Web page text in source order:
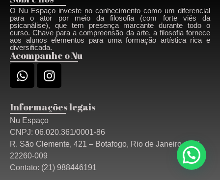
O Nu Espaço investe no conhecimento como um diferencial
para o ator por meio da filosofia (com forte viés da
psicanálise), que tem presença marcante durante todo o
curso. Chave para a compreensão da arte, a filosofia fornece
aos alunos elementos para uma formação artística rica e
diversificada.
Acompanhe o Nu
Informações legais
Nu Espaço
CNPJ: 06.020.361/0001-86
R. São Clemente, 421 – Botafogo, Rio de Janeiro – RJ,
22260-009
Contato: (21) 988446191